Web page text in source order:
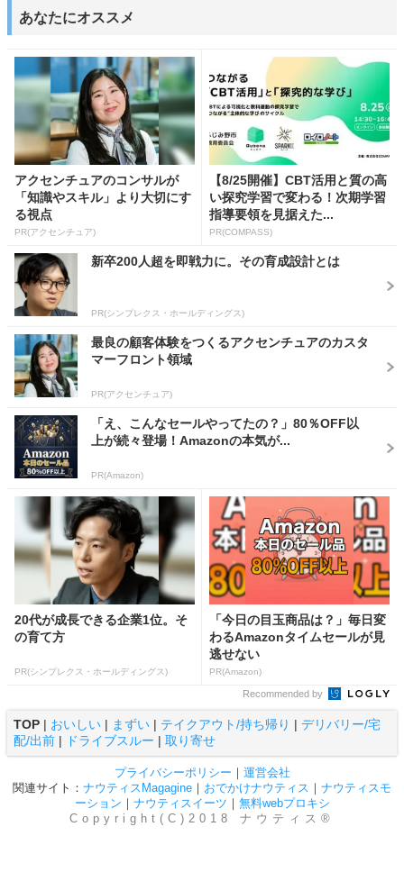
あなたにオススメ
アクセンチュアのコンサルが
「知識やスキル」より大切にす
る視点
PR(アクセンチュア)
【8/25開催】CBT活用と質の高
い探究学習で変わる！次期学習
指導要領を見据えた...
PR(COMPASS)
新卒200人超を即戦力に。その育成設計とは
PR(シンプレクス・ホールディングス)
最良の顧客体験をつくるアクセンチュアのカスタ
マーフロント領域
PR(アクセンチュア)
「え、こんなセールやってたの？」80％OFF以
上が続々登場！Amazonの本気が...
PR(Amazon)
20代が成長できる企業1位。そ
の育て方
PR(シンプレクス・ホールディングス)
「今日の目玉商品は？」毎日変
わるAmazonタイムセールが見
逃せない
PR(Amazon)
Recommended by
TOP | おいしい | まずい | テイクアウト/持ち帰り | デリバリー/宅
配/出前 | ドライブスルー | 取り寄せ
プライバシーポリシー ｜ 運営会社
関連サイト： ナウティスMagagine ｜ おでかけナウティス ｜ ナウティスモ
ーション ｜ ナウティスイーツ ｜ 無料webプロキシ
Copyright(C)2018 ナウティス®